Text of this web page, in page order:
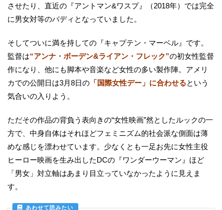
させたり、直近の『アントマン&ワスプ』（2018年）では完全
に男女対等のバディとなっていました。
そしてついに満を持しての『キャプテン・マーベル』です。
監督は“アンナ・ボーデン&ライアン・フレック”の初女性監督
作になり、他にも脚本や音楽など女性の多い製作陣。アメリ
カでの公開日は3月8日の 「国際女性デー」に合わせるという
気合いの入りよう。
ただその作品の背負う表向きの“女性映画”然としたルックの一
方で、中身自体はそれほどフェミニズム的社会派な側面は薄
めな感じを漂わせています。少なくとも一足お先に女性主役
ヒーロー映画を生み出したDCの『ワンダーウーマン』ほど
「男女」対立軸はあまり目立っていなかったように見えま
す。